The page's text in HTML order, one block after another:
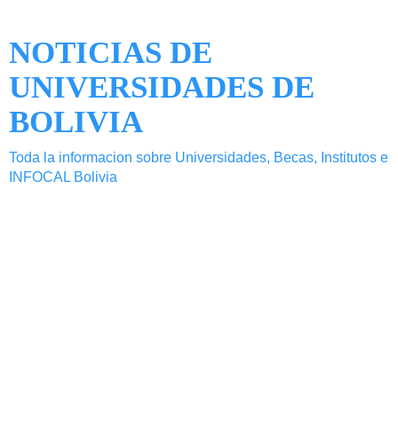
NOTICIAS DE
UNIVERSIDADES DE
BOLIVIA
Toda la informacion sobre Universidades, Becas, Institutos e
INFOCAL Bolivia